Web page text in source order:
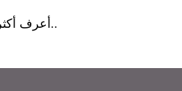
أعرف أكثر..